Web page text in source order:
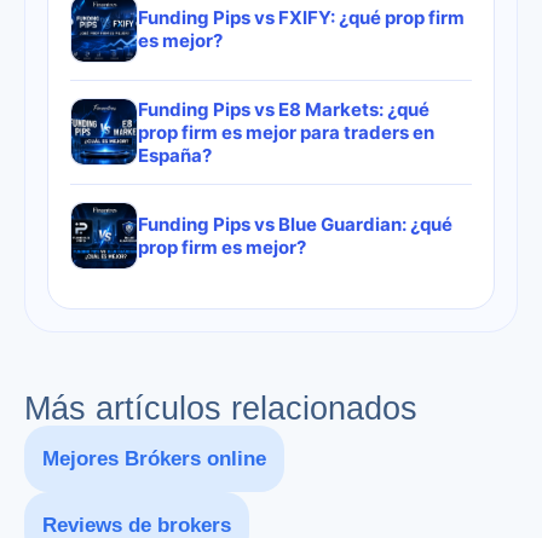
Funding Pips vs FXIFY: ¿qué prop firm
es mejor?
Funding Pips vs E8 Markets: ¿qué
prop firm es mejor para traders en
España?
Funding Pips vs Blue Guardian: ¿qué
prop firm es mejor?
Más artículos relacionados
Mejores Brókers online
Reviews de brokers